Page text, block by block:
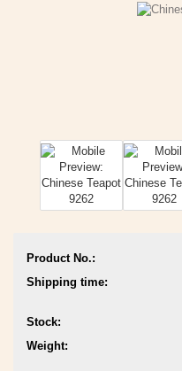
Product No.:
Shipping time:
Stock:
Weight: